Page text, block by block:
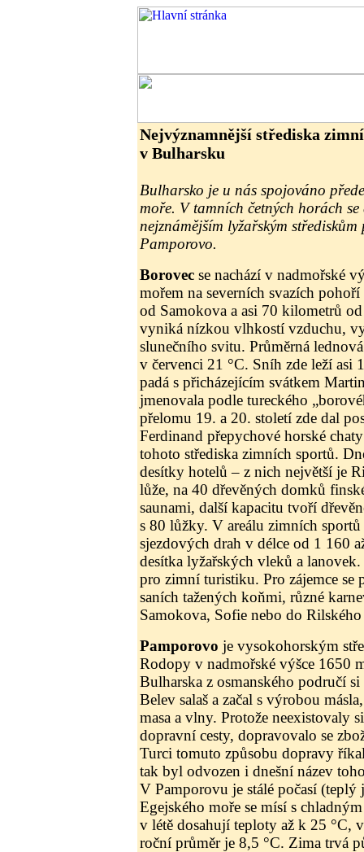
Nejvýznamnější střediska
v Bulharsku
Bulharsko je u nás spojováno
moře. V tamních četných horách
nejznámějším lyžařským
Pamporovo.
Borovec se nachází v nadmořské
mořem na severních svazích
od Samokova a asi 70 kilometrů
vyniká nízkou vlhkostí vzduchu,
slunečního svitu. Průměrná
v červenci 21 °C. Sníh zde leží asi
padá s přicházejícím svátkem
jmenovala podle tureckého
přelomu 19. a 20. století zde dal
Ferdinand přepychové horské
tohoto střediska zimních sportů.
desítky hotelů – z nich největší je
lůže, na 40 dřevěných domků
saunami, další kapacitu tvoří
s 80 lůžky. V areálu zimních sportů
sjezdových drah v délce od 1 160
desítka lyžařských vleků a
pro zimní turistiku. Pro zájemce
saních tažených koňmi, různé
Samokova, Sofie nebo do
Pamporovo je vysokohorským
Rodopy v nadmořské výšce 1650
Bulharska z osmanského područí
Belev salaš a začal s výrobou
masa a vlny. Protože neexistovaly
dopravní cesty, dopravovalo se
Turci tomuto způsobu dopravy
tak byl odvozen i dnešní název
V Pamporovu je stálé počasí
Egejského moře se mísí s
v létě dosahují teploty až k 25 °C,
roční průměr je 8,5 °C. Zima trvá